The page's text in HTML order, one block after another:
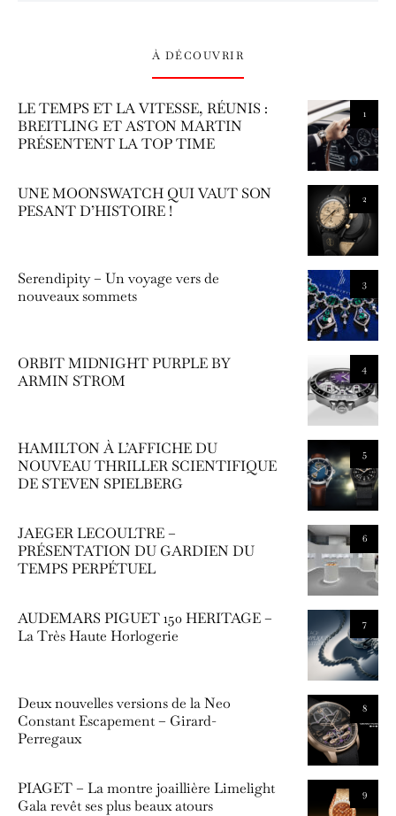
À DÉCOUVRIR
1
LE TEMPS ET LA VITESSE, RÉUNIS :
BREITLING ET ASTON MARTIN
PRÉSENTENT LA TOP TIME
2
UNE MOONSWATCH QUI VAUT SON
PESANT D’HISTOIRE !
3
Serendipity – Un voyage vers de
nouveaux sommets
4
ORBIT MIDNIGHT PURPLE BY
ARMIN STROM
5
HAMILTON À L’AFFICHE DU
NOUVEAU THRILLER SCIENTIFIQUE
DE STEVEN SPIELBERG
6
JAEGER LECOULTRE –
PRÉSENTATION DU GARDIEN DU
TEMPS PERPÉTUEL
7
AUDEMARS PIGUET 150 HERITAGE –
La Très Haute Horlogerie
8
Deux nouvelles versions de la Neo
Constant Escapement – Girard-
Perregaux
9
PIAGET – La montre joaillière Limelight
Gala revêt ses plus beaux atours